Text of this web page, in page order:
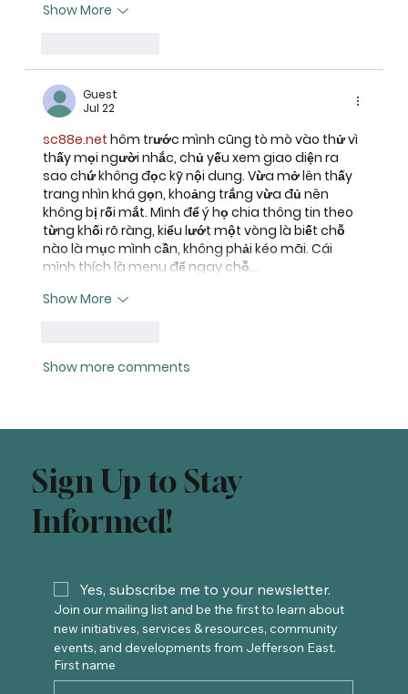
Show More
Guest
Jul 22
sc88e.net hôm trước mình cũng tò mò vào thử vì
thấy mọi người nhắc, chủ yếu xem giao diện ra
sao chứ không đọc kỹ nội dung. Vừa mở lên thấy
trang nhìn khá gọn, khoảng trắng vừa đủ nên
không bị rối mắt. Mình để ý họ chia thông tin theo
từng khối rõ ràng, kiểu lướt một vòng là biết chỗ
nào là mục mình cần, không phải kéo mãi. Cái
mình thích là menu để ngay chỗ…
Show More
Show more comments
Sign Up to Stay
Informed!
Yes, subscribe me to your newsletter.
Join our mailing list and be the first to learn about
new initiatives, services & resources, community
First name